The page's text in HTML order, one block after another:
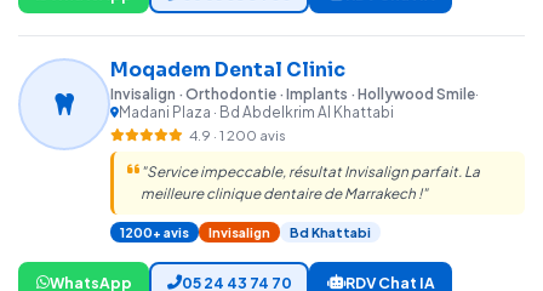
Moqadem Dental Clinic
Invisalign · Orthodontie · Implants · Hollywood Smile·
Madani Plaza · Bd Abdelkrim Al Khattabi
4.9 · 1 200 avis
"Service impeccable, résultat Invisalign parfait. La
meilleure clinique dentaire de Marrakech !"
1200+ avis Invisalign Bd Khattabi
WhatsApp 05 24 43 74 70 RDV Chat IA